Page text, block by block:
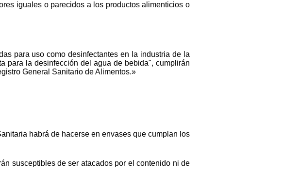
iguales o parecidos a los productos alimenticios o
para uso como desinfectantes en la industria de la
para la desinfección del agua de bebida", cumplirán
General Sanitario de Alimentos.»
habrá de hacerse en envases que cumplan los
susceptibles de ser atacados por el contenido ni de